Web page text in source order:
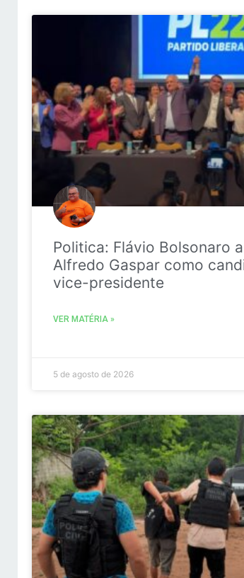
Politica: Flávio Bolsonaro
Alfredo Gaspar como
vice-presidente
VER MATÉRIA »
5 de agosto de 2026